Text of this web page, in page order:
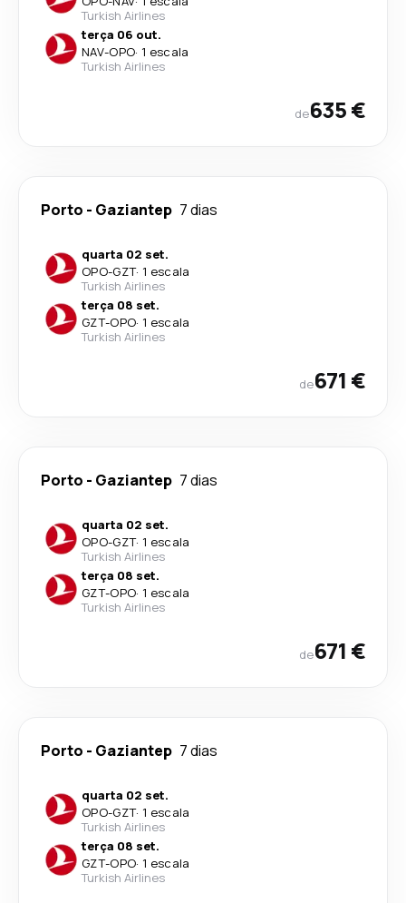
Turkish Airlines
terça 06 out.
NAV-OPO· 1 escala
Turkish Airlines
de635 €
Porto - Gaziantep 7 dias
quarta 02 set.
OPO-GZT· 1 escala
Turkish Airlines
terça 08 set.
GZT-OPO· 1 escala
Turkish Airlines
de671 €
Porto - Gaziantep 7 dias
quarta 02 set.
OPO-GZT· 1 escala
Turkish Airlines
terça 08 set.
GZT-OPO· 1 escala
Turkish Airlines
de671 €
Porto - Gaziantep 7 dias
quarta 02 set.
OPO-GZT· 1 escala
Turkish Airlines
terça 08 set.
GZT-OPO· 1 escala
Turkish Airlines